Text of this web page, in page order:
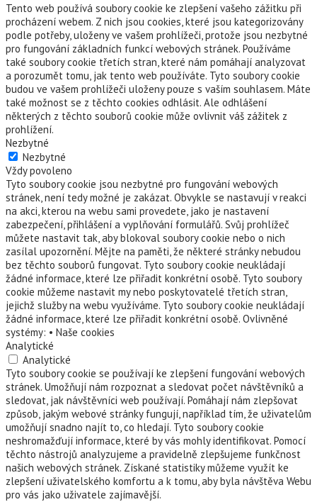
Tento web používá soubory cookie ke zlepšení vašeho zážitku při
procházení webem. Z nich jsou cookies, které jsou kategorizovány
podle potřeby, uloženy ve vašem prohlížeči, protože jsou nezbytné
pro fungování základních funkcí webových stránek. Používáme
také soubory cookie třetích stran, které nám pomáhají analyzovat
a porozumět tomu, jak tento web používáte. Tyto soubory cookie
budou ve vašem prohlížeči uloženy pouze s vaším souhlasem. Máte
také možnost se z těchto cookies odhlásit. Ale odhlášení
některých z těchto souborů cookie může ovlivnit váš zážitek z
prohlížení.
Nezbytné
Nezbytné
Vždy povoleno
Tyto soubory cookie jsou nezbytné pro fungování webových
stránek, není tedy možné je zakázat. Obvykle se nastavují v reakci
na akci, kterou na webu sami provedete, jako je nastavení
zabezpečení, přihlášení a vyplňování formulářů. Svůj prohlížeč
můžete nastavit tak, aby blokoval soubory cookie nebo o nich
zasílal upozornění. Mějte na paměti, že některé stránky nebudou
bez těchto souborů fungovat. Tyto soubory cookie neukládají
žádné informace, které lze přiřadit konkrétní osobě. Tyto soubory
cookie můžeme nastavit my nebo poskytovatelé třetích stran,
jejichž služby na webu využíváme. Tyto soubory cookie neukládají
žádné informace, které lze přiřadit konkrétní osobě. Ovlivněné
systémy: • Naše cookies
Analytické
Analytické
Tyto soubory cookie se používají ke zlepšení fungování webových
stránek. Umožňují nám rozpoznat a sledovat počet návštěvníků a
sledovat, jak návštěvníci web používají. Pomáhají nám zlepšovat
způsob, jakým webové stránky fungují, například tím, že uživatelům
umožňují snadno najít to, co hledají. Tyto soubory cookie
neshromažďují informace, které by vás mohly identifikovat. Pomocí
těchto nástrojů analyzujeme a pravidelně zlepšujeme funkčnost
našich webových stránek. Získané statistiky můžeme využít ke
zlepšení uživatelského komfortu a k tomu, aby byla návštěva Webu
pro vás jako uživatele zajímavější.